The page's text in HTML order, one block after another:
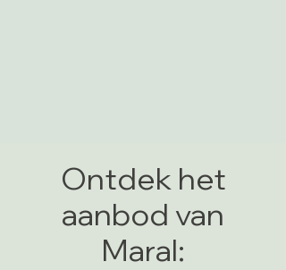
Ontdek het
aanbod van
Maral: